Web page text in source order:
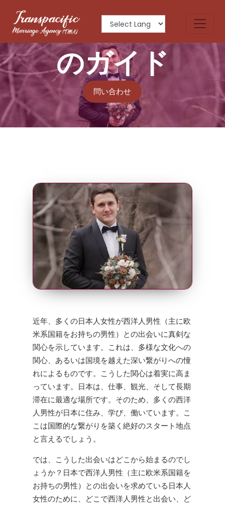
性独身者のため
のガイド
問い合わせ
近年、多くの日本人女性が西洋人男性（主に欧
米系国籍をお持ちの男性）との出会いに真剣な
関心を示しています。これは、多様な文化への
関心、あるいは国境を越えた深い繋がりへの憧
れによるものです。こうした関心は着実に高ま
っています。日本は、仕事、観光、そして長期
滞在に最適な場所です。そのため、多くの西洋
人男性が日本に住み、学び、働いています。こ
こは国際的な繋がりを築く絶好のスタート地点
と言えるでしょう。
では、こうした出会いはどこから始まるのでし
ょうか？日本で西洋人男性（主に欧米系国籍を
お持ちの男性）との出会いを求めている日本人
女性のために、どこで西洋人男性と出会い、ど